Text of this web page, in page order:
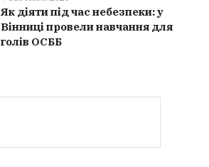
Як діяти під час небезпеки: у
Вінниці провели навчання для
голів ОСББ